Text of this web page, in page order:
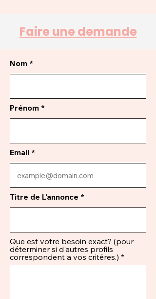
Faire une demande
Nom
Prénom
Email
Titre de L'annonce
Que est votre besoin exact? (pour
déterminer si d'autres profils
correspondent a vos critéres.)